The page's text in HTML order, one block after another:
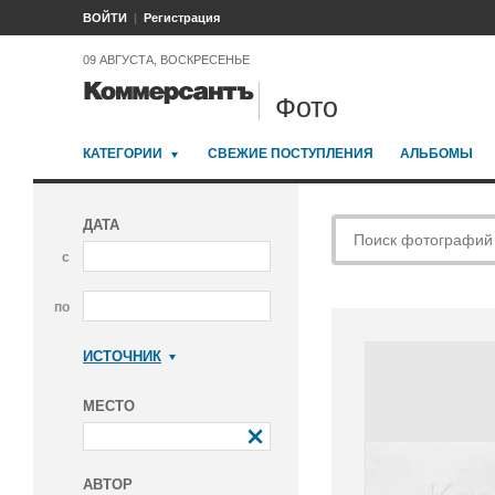
ВОЙТИ Регистрация
09 АВГУСТА, ВОСКРЕСЕНЬЕ
Фото
КАТЕГОРИИ СВЕЖИЕ ПОСТУПЛЕНИЯ АЛЬБОМЫ
ДАТА
с
по
ИСТОЧНИК
МЕСТО
АВТОР